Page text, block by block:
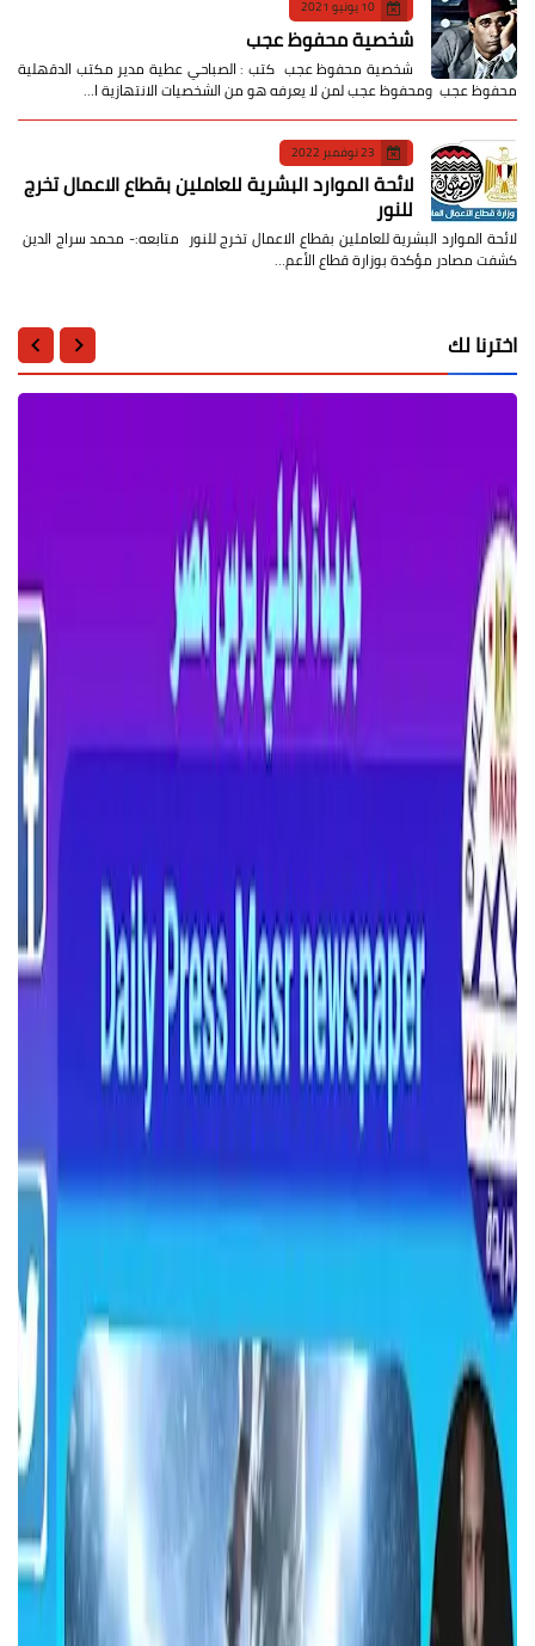
10 يونيو 2021
شخصية محفوظ عجب
شخصية محفوظ عجب كتب : الصباحي عطية مدير مكتب الدقهلية
محفوظ عجب ومحفوظ عجب لمن لا يعرفه هو من الشخصيات الانتهازية ا…
23 نوفمبر 2022
لائحة الموارد البشرية للعاملين بقطاع الاعمال تخرج
للنور
لائحة الموارد البشرية للعاملين بقطاع الاعمال تخرج للنور متابعه:- محمد سراج الدين
كشفت مصادر مؤكدة بوزارة قطاع الأعم…
اخترنا لك